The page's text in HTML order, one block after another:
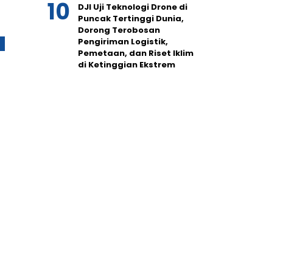
DJI Uji Teknologi Drone di
Puncak Tertinggi Dunia,
Dorong Terobosan
Pengiriman Logistik,
Pemetaan, dan Riset Iklim
di Ketinggian Ekstrem